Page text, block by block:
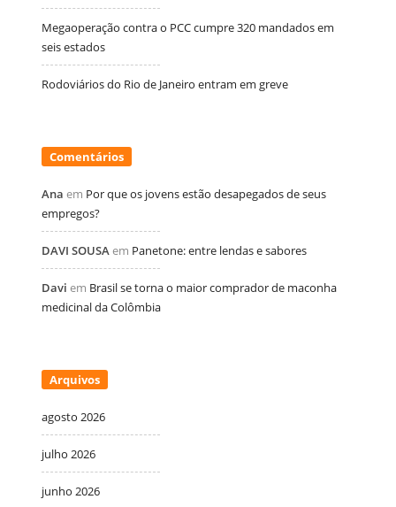
Megaoperação contra o PCC cumpre 320 mandados em
seis estados
Rodoviários do Rio de Janeiro entram em greve
Comentários
Ana em Por que os jovens estão desapegados de seus
empregos?
DAVI SOUSAem Panetone: entre lendas e sabores
Davi em Brasil se torna o maior comprador de maconha
medicinal da Colômbia
Arquivos
agosto 2026
julho 2026
junho 2026